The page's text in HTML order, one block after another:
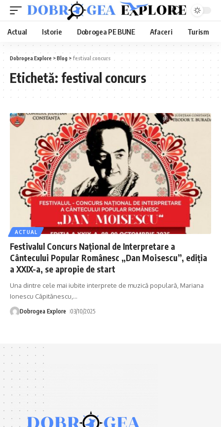
Actual Istorie Dobrogea PE BUNE Afaceri Turism
Dobrogea Explore >Blog > festival concurs
Etichetă: festival concurs
ACTUAL
Festivalul Concurs Național de Interpretare a
Cântecului Popular Românesc „Dan Moisescu”, ediția
a XXIX-a, se apropie de start
Una dintre cele mai iubite interprete de muzică populară, Mariana
Ionescu Căpitănescu, …
Dobrogea Explore 03/10/2025